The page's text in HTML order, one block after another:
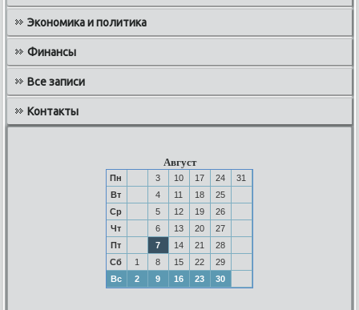
Экономика и политика
Финансы
Все записи
Контакты
Август
Пн 3 10 17 24
31
Вт
4 11 18
25
Ср
5 12 19
26
Чт
6 13 20
27
Пт
7 14 21
28
Сб
1 8 15 22
29
Вс
2 9 16 23 30